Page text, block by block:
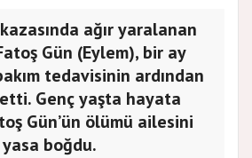
ağır yaralanan
Gün (Eylem), bir ay
tedavisinin ardından
Genç yaşta hayata
Gün’ün ölümü ailesini
yasa boğdu.